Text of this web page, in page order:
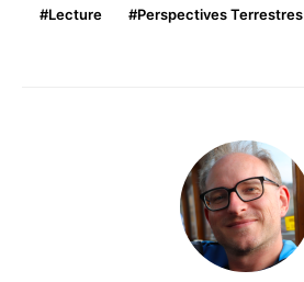
Lecture
Perspectives Terrestres